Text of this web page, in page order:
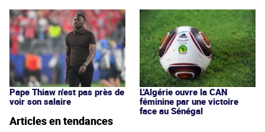
Pape Thiaw n'est pas près de
voir son salaire
L'Algérie ouvre la CAN
féminine par une victoire
face au Sénégal
Articles en tendances